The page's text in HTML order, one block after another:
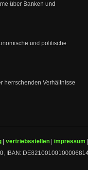
über Banken und
und politische
herrschenden Verhältnisse
vertriebsstellen impressum
IBAN: